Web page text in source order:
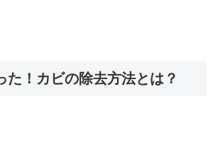
た！カビの除去方法とは？